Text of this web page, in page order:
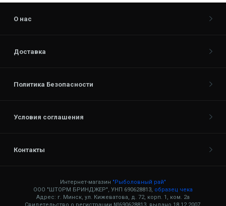
О нас
Доставка
Политика Безопасности
Условия соглашения
Контакты
Интернет-магазин "Рыболовный рай"
ООО "ШТОРМ БРИНДЖЕР", УНП 690628813, образец чека
Адрес: г. Минск, ул. Кижеватова, д. 72, корп. 1, ком. 2а